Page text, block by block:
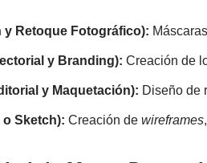
Retoque Fotográfico):
y Branding): Creación de
y Maquetación): Diseño de
o Sketch): Creación de wireframes